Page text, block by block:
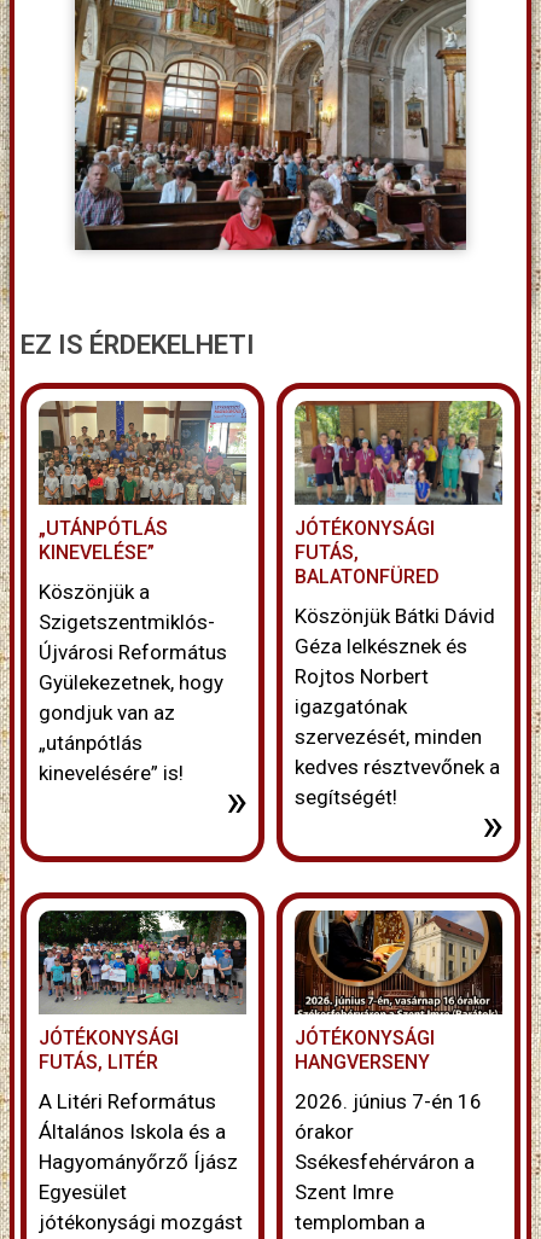
EZ IS ÉRDEKELHETI
„UTÁNPÓTLÁS
KINEVELÉSE”
Köszönjük a
Szigetszentmiklós-
Újvárosi Református
Gyülekezetnek, hogy
gondjuk van az
„utánpótlás
kinevelésére” is!
»
JÓTÉKONYSÁGI
FUTÁS,
BALATONFÜRED
Köszönjük Bátki Dávid
Géza lelkésznek és
Rojtos Norbert
igazgatónak
szervezését, minden
kedves résztvevőnek a
segítségét!
»
JÓTÉKONYSÁGI
FUTÁS, LITÉR
A Litéri Református
Általános Iskola és a
Hagyományőrző Íjász
Egyesület
jótékonysági mozgást
JÓTÉKONYSÁGI
HANGVERSENY
2026. június 7-én 16
órakor
Ssékesfehérváron a
Szent Imre
templomban a